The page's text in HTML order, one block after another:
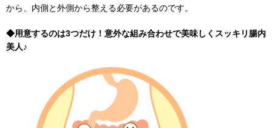
から、内側と外側から整える必要があるのです。
◆用意するのは3つだけ！意外な組み合わせで美味しくスッキリ腸内
美人♪